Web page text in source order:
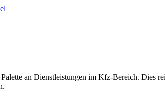
an Dienstleistungen im Kfz-Bereich. Dies